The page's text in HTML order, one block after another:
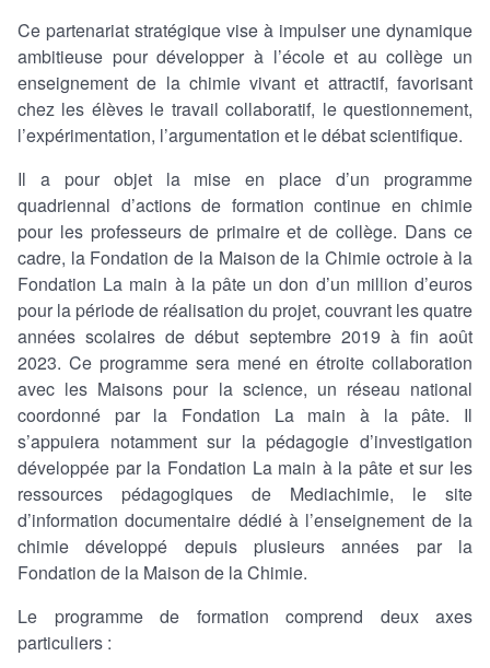
Ce partenariat stratégique vise à impulser une dynamique
ambitieuse pour développer à l’école et au collège un
enseignement de la chimie vivant et attractif, favorisant
chez les élèves le travail collaboratif, le questionnement,
l’expérimentation, l’argumentation et le débat scientifique.
Il a pour objet la mise en place d’un programme
quadriennal d’actions de formation continue en chimie
pour les professeurs de primaire et de collège. Dans ce
cadre, la Fondation de la Maison de la Chimie octroie à la
Fondation La main à la pâte un don d’un million d’euros
pour la période de réalisation du projet, couvrant les quatre
années scolaires de début septembre 2019 à fin août
2023. Ce programme sera mené en étroite collaboration
avec les Maisons pour la science, un réseau national
coordonné par la Fondation La main à la pâte. Il
s’appuiera notamment sur la pédagogie d’investigation
développée par la Fondation La main à la pâte et sur les
ressources pédagogiques de Mediachimie, le site
d’information documentaire dédié à l’enseignement de la
chimie développé depuis plusieurs années par la
Fondation de la Maison de la Chimie.
Le programme de formation comprend deux axes
particuliers :